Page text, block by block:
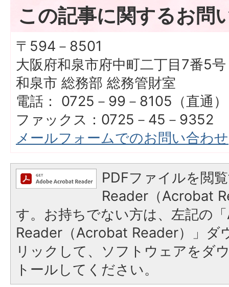
この記事に関するお問
〒594－8501
大阪府和泉市府中町二丁目7番5号
和泉市 総務部 総務管財室
電話： 0725－99－8105（直通）
ファックス：0725－45－9352
メールフォームでのお問い合わせ
PDFファイルを閲
Reader（Acrobat
す。お持ちでない方は、左記の
Reader（Acrobat Reader）」ダ
リックして、ソフトウェアをダ
トールしてください。